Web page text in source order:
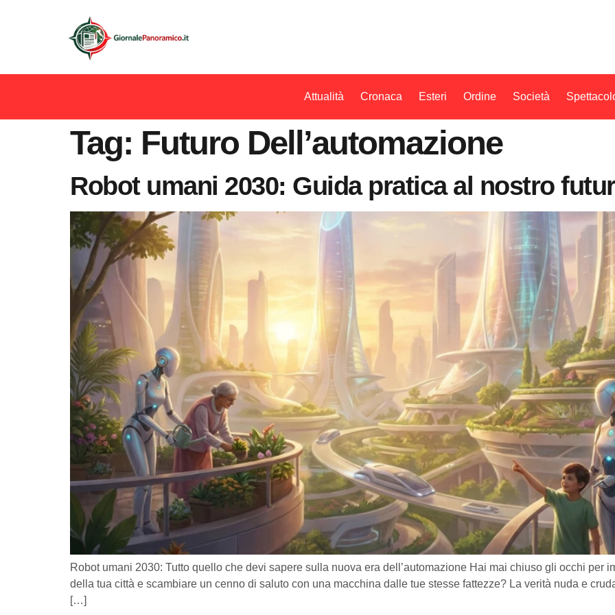
Attualità Cronaca Esteri Ordine Società
Tag: Futuro Dell’automazione
Robot umani 2030: Guida pratica al nostro
Robot umani 2030: Tutto quello che devi sapere sulla nuova era dell’automazione Hai mai chiuso gli occhi per
della tua città e scambiare un cenno di saluto con una macchina dalle tue stesse fattezze? La verità nuda e
[…]